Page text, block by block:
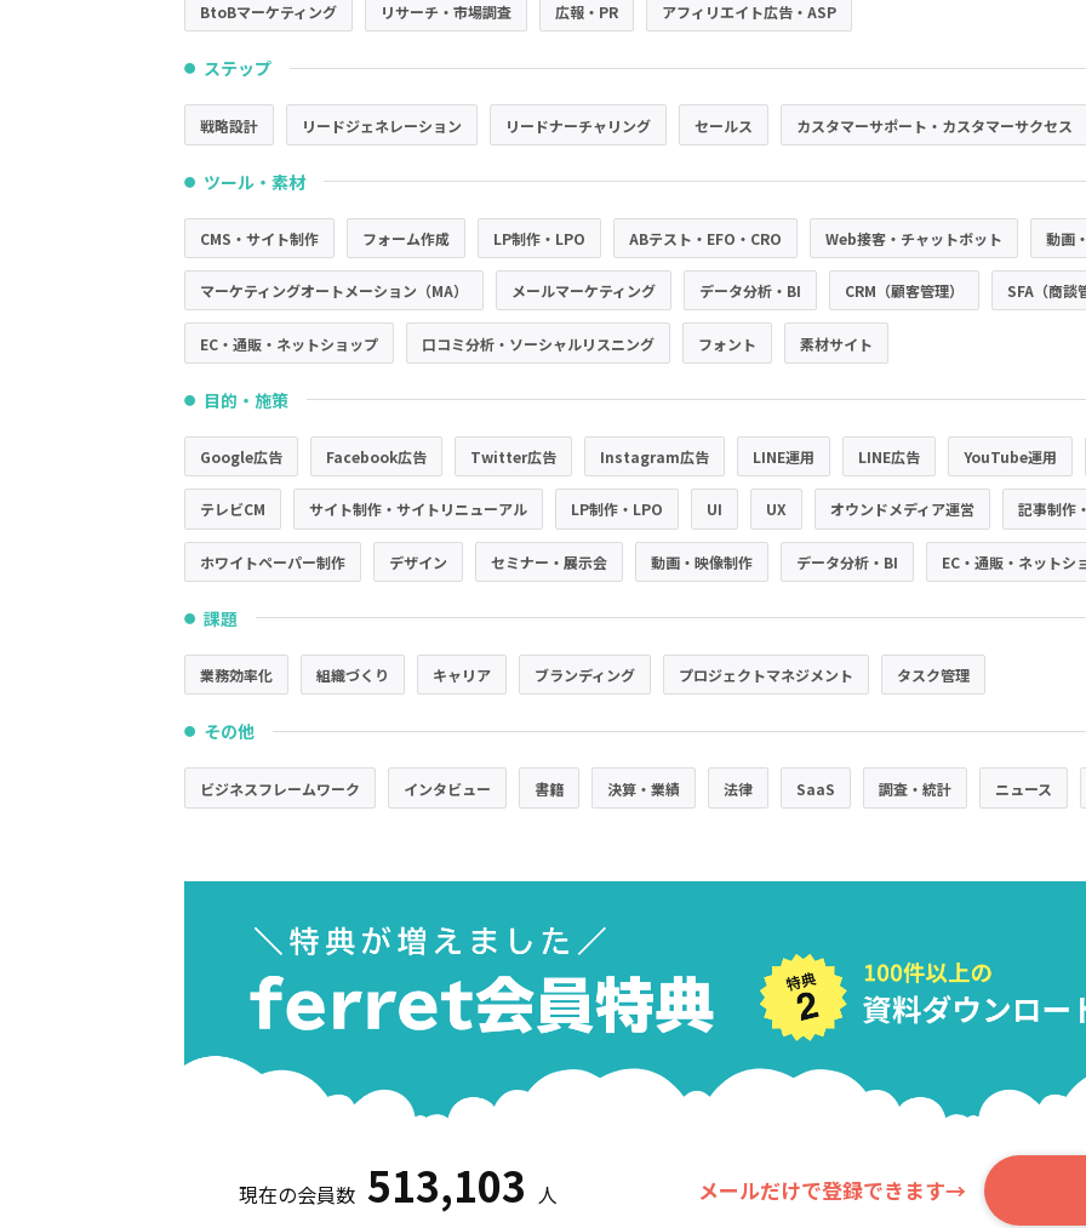
BtoBマーケティング リサーチ・市場調査 広報・PR アフィリエイト広告・ASP
● ステップ
戦略設計 リードジェネレーション リードナーチャリング セールス カスタマーサポート・カスタマーサクセス
● ツール・素材
CMS・サイト制作 フォーム作成 LP制作・LPO ABテスト・EFO・CRO Web接客・チャットボット 動画
マーケティングオートメーション（MA） メールマーケティング データ分析・BI CRM（顧客管理） SFA（商談
EC・通販・ネットショップ 口コミ分析・ソーシャルリスニング フォント 素材サイト
● 目的・施策
Google広告 Facebook広告 Twitter広告 Instagram広告 LINE運用 LINE広告 YouTube運用
テレビCM サイト制作・サイトリニューアル LP制作・LPO UI UX オウンドメディア運営 記事制作
ホワイトペーパー制作 デザイン セミナー・展示会 動画・映像制作 データ分析・BI EC・通販・ネットシ
● 課題
業務効率化 組織づくり キャリア ブランディング プロジェクトマネジメント タスク管理
● その他
ビジネスフレームワーク インタビュー 書籍 決算・業績 法律 SaaS 調査・統計 ニュース
現在の会員数 513,103 人 メールだけで登録できます→